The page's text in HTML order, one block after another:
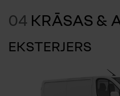
04 KRĀSAS &
EKSTERJERS